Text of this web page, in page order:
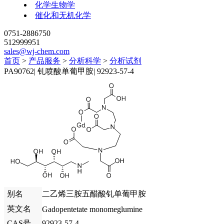
化学生物学
催化和无机化学
0751-2886750
512999951
sales@wj-chem.com
首页 > 产品服务 > 分析科学 > 分析试剂
PA90762| 钆喷酸单葡甲胺| 92923-57-4
别名
二乙烯三胺五醋酸钆单葡甲胺
英文名
Gadopentetate monomeglumine